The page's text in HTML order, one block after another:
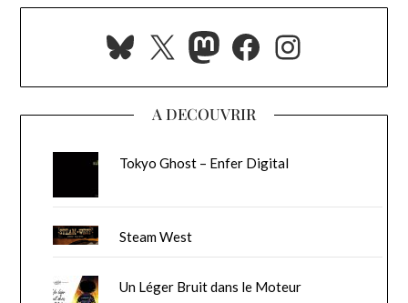
Bluesky
X Mastodon
Facebook
A DECOUVRIR
Tokyo Ghost – Enfer Digital
Steam West
Un Léger Bruit dans le Moteur